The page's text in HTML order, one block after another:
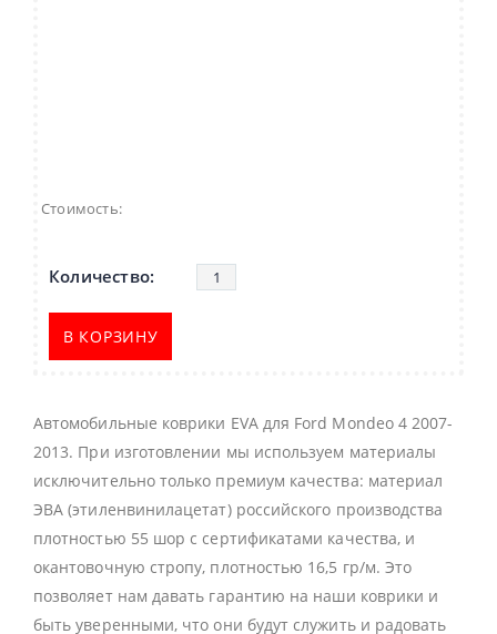
Стоимость:
В КОРЗИНУ
Автомобильные коврики EVA для Ford Mondeo 4 2007-
2013. При изготовлении мы используем материалы
исключительно только премиум качества: материал
ЭВА (этиленвинилацетат) российского производства
плотностью 55 шор с сертификатами качества, и
окантовочную стропу, плотностью 16,5 гр/м. Это
позволяет нам давать гарантию на наши коврики и
быть уверенными, что они будут служить и радовать